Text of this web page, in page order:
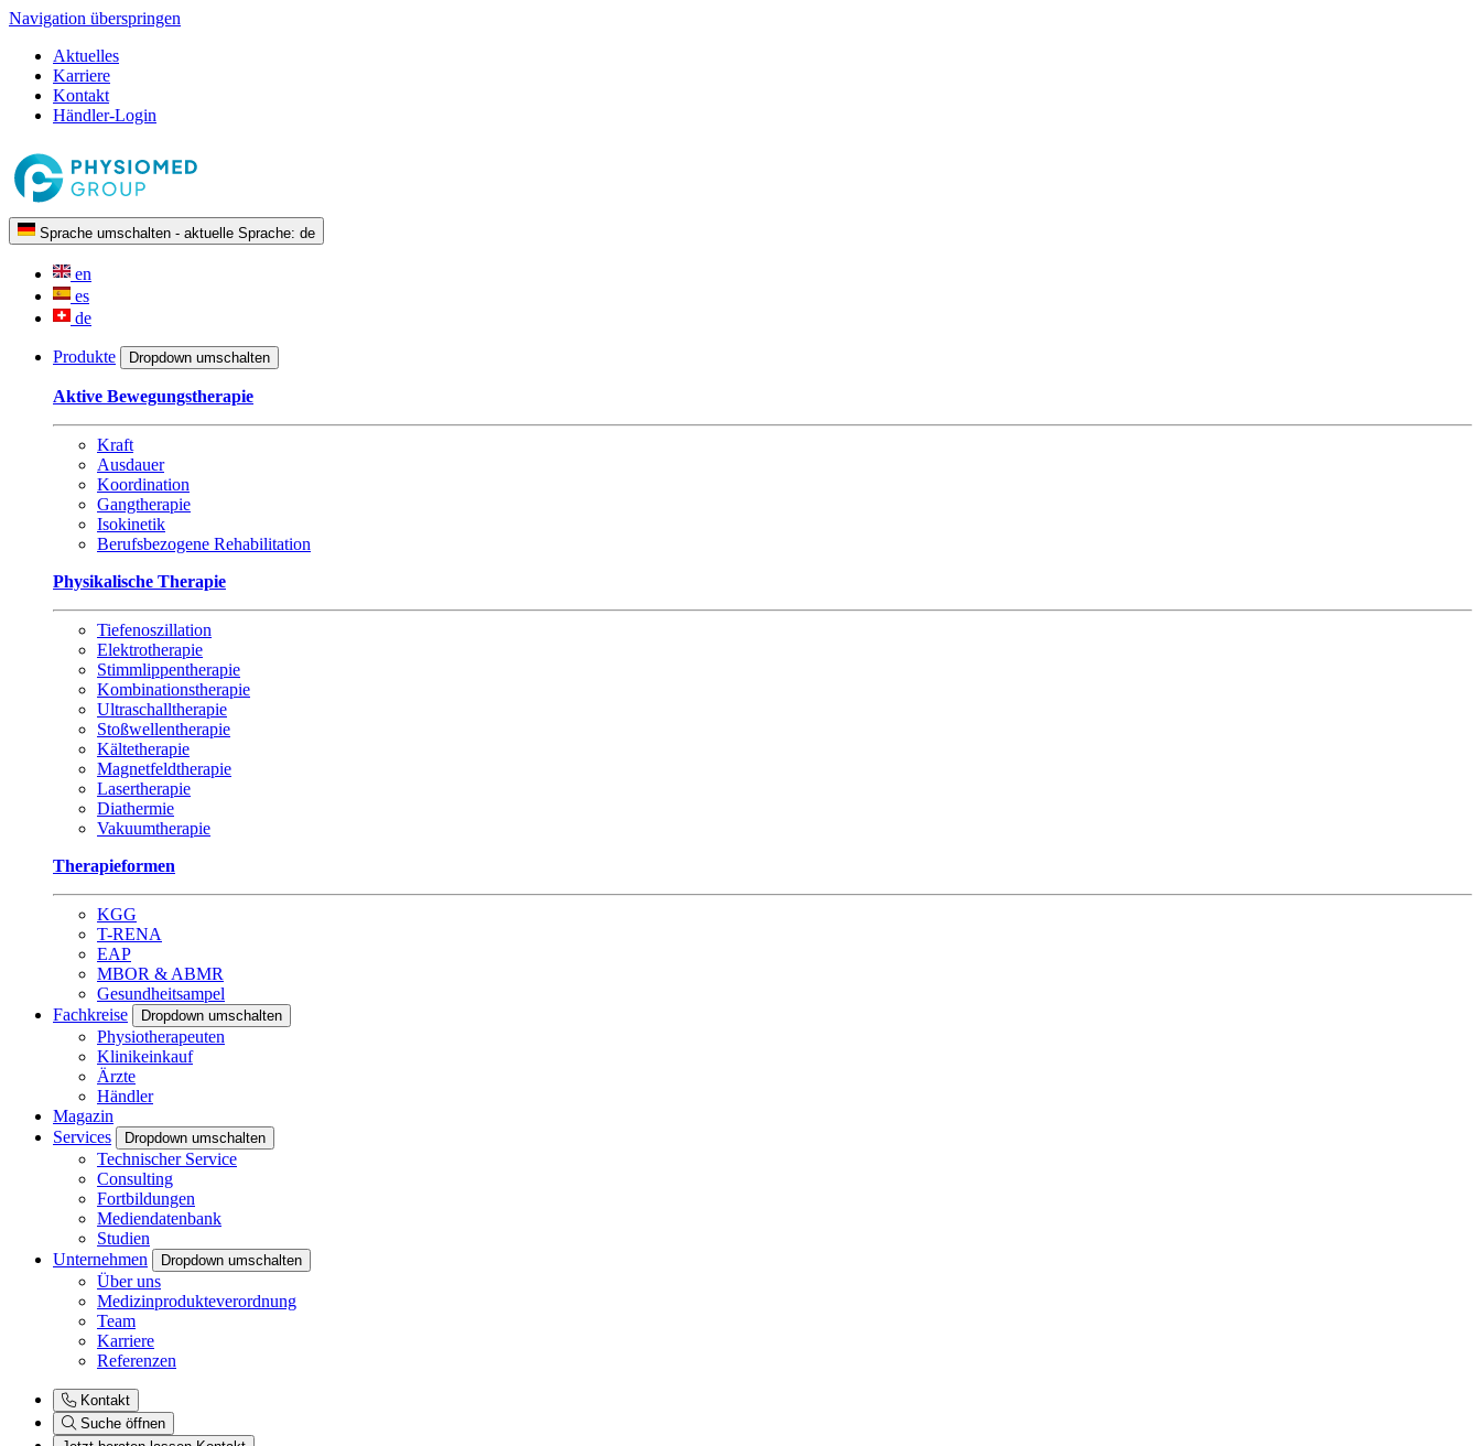
Navigation überspringen
Aktuelles
Karriere
Kontakt
Händler-Login
Sprache umschalten - aktuelle Sprache: de
en
es
de
Produkte Dropdown umschalten
Aktive Bewegungstherapie
Kraft
Ausdauer
Koordination
Gangtherapie
Isokinetik
Berufsbezogene Rehabilitation
Physikalische Therapie
Tiefenoszillation
Elektrotherapie
Stimmlippentherapie
Kombinationstherapie
Ultraschalltherapie
Stoßwellentherapie
Kältetherapie
Magnetfeldtherapie
Lasertherapie
Diathermie
Vakuumtherapie
Therapieformen
KGG
T-RENA
EAP
MBOR & ABMR
Gesundheitsampel
Fachkreise
Dropdown umschalten
Physiotherapeuten
Klinikeinkauf
Ärzte
Händler
Magazin
Services
Dropdown umschalten
Technischer Service
Consulting
Fortbildungen
Mediendatenbank
Studien
Unternehmen
Dropdown umschalten
Über uns
Medizinprodukteverordnung
Team
Karriere
Referenzen
Kontakt
Suche öffnen